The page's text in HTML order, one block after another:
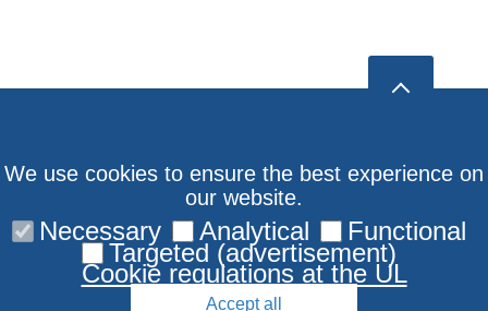
We use cookies to ensure the best experience on
our website.
Necessary Analytical Functional
Targeted (advertisement)
Cookie regulations at the UL
Accept all